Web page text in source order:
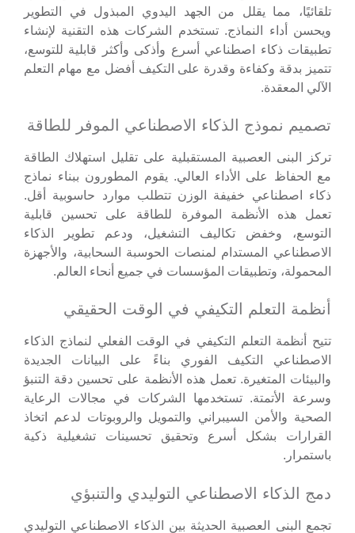
تلقائيًا، مما يقلل من الجهد اليدوي المبذول في التطوير
ويحسن أداء النماذج. تستخدم الشركات هذه التقنية لإنشاء
تطبيقات ذكاء اصطناعي أسرع وأذكى وأكثر قابلية للتوسع،
تتميز بدقة وكفاءة وقدرة على التكيف أفضل مع مهام التعلم
الآلي المعقدة.
تصميم نموذج الذكاء الاصطناعي الموفر للطاقة
تركز البنى العصبية المستقبلية على تقليل استهلاك الطاقة
مع الحفاظ على الأداء العالي. يقوم المطورون ببناء نماذج
ذكاء اصطناعي خفيفة الوزن تتطلب موارد حاسوبية أقل.
تعمل هذه الأنظمة الموفرة للطاقة على تحسين قابلية
التوسع، وخفض تكاليف التشغيل، ودعم تطوير الذكاء
الاصطناعي المستدام لمنصات الحوسبة السحابية، والأجهزة
المحمولة، وتطبيقات المؤسسات في جميع أنحاء العالم.
أنظمة التعلم التكيفي في الوقت الحقيقي
تتيح أنظمة التعلم التكيفي في الوقت الفعلي لنماذج الذكاء
الاصطناعي التكيف الفوري بناءً على البيانات الجديدة
والبيئات المتغيرة. تعمل هذه الأنظمة على تحسين دقة التنبؤ
وسرعة الأتمتة. تستخدمها الشركات في مجالات الرعاية
الصحية والأمن السيبراني والتمويل والروبوتات لدعم اتخاذ
القرارات بشكل أسرع وتحقيق تحسينات تشغيلية ذكية
باستمرار.
دمج الذكاء الاصطناعي التوليدي والتنبؤي
تجمع البنى العصبية الحديثة بين الذكاء الاصطناعي التوليدي